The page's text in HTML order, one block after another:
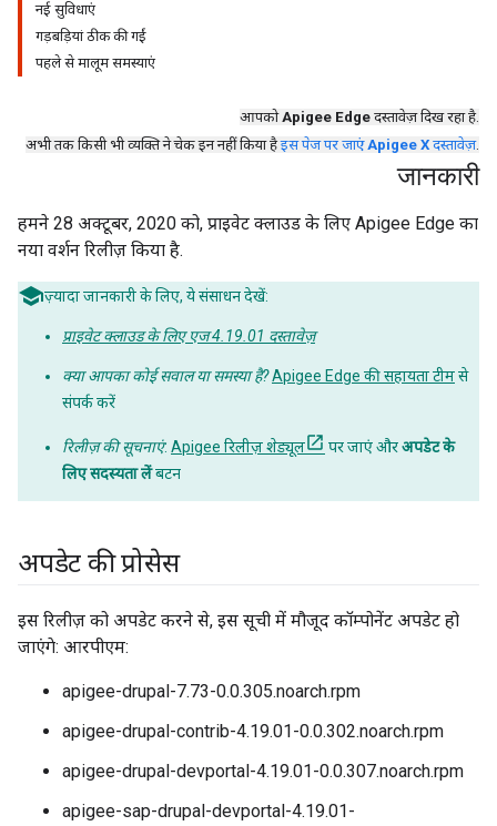
नई सुविधाएं
गड़बड़ियां ठीक की गईं
पहले से मालूम समस्याएं
आपकोApigee Edge दस्तावेज़ दिख रहा है.
अभी तक किसी भी व्यक्ति ने चेक इन नहीं किया हैइस पेज पर जाएंApigee X दस्तावेज़.
जानकारी
हमने 28 अक्टूबर, 2020 को, प्राइवेट क्लाउड के लिए Apigee Edge का
नया वर्शन रिलीज़ किया है.
ज़्यादा जानकारी के लिए, ये संसाधन देखें:
प्राइवेट क्लाउड के लिए एज 4.19.01 दस्तावेज़
क्या आपका कोई सवाल या समस्या है?Apigee Edge की सहायता टीमसे
संपर्क करें
रिलीज़ की सूचनाएं: Apigee रिलीज़ शेड्यूल पर जाएं औरअपडेट के
लिए सदस्यता लेंबटन
अपडेट की प्रोसेस
इस रिलीज़ को अपडेट करने से, इस सूची में मौजूद कॉम्पोनेंट अपडेट हो
जाएंगे: आरपीएम:
apigee-drupal-7.73-0.0.305.noarch.rpm
apigee-drupal-contrib-4.19.01-0.0.302.noarch.rpm
apigee-drupal-devportal-4.19.01-0.0.307.noarch.rpm
apigee-sap-drupal-devportal-4.19.01-